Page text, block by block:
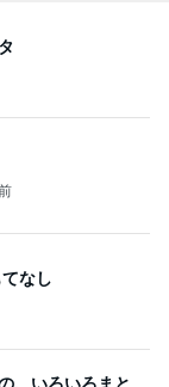
なし
、いろいろまと